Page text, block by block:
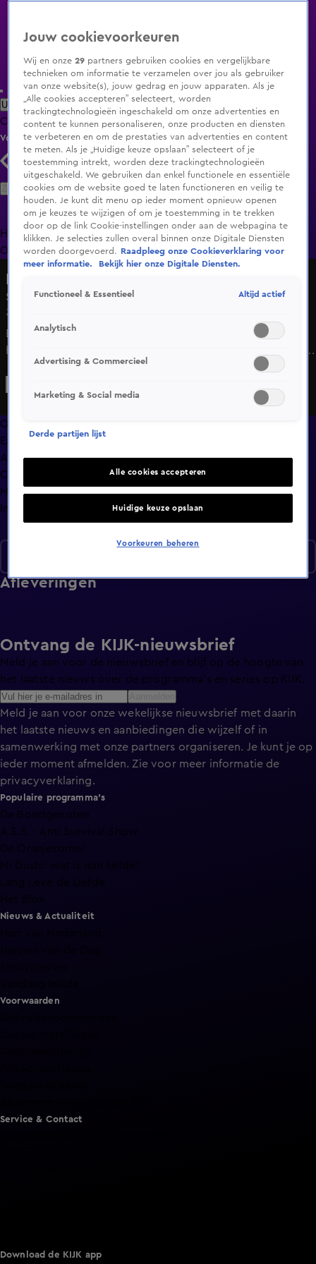
Uitzending Gemist Populaire programma's Zenders Genres
ClipsFilmsRadioSmart TV inlogShop
Volg KIJK
Zoeken
HomeUitzending Gemist Programma's De Bondgenoten
OranjezomerLivestreamsShop
Seizoen 1, aflevering 12
Za 6 juni, 14:05
Bekijk aflevering 12 van NASCAR Euro Series uit seizoen 1
hier. Deze aflevering is uitgezonden op 6 juni, 14:05 uur bij .
NASCAR Euro Series is een Sport programma
Overzicht
Exclusief
Afleveringen
Clips
Meer zoals dit
Info
Afleveringen
Ontvang de KIJK-nieuwsbrief
Meld je aan voor de nieuwsbrief en blijf op de hoogte van
het laatste nieuws over de programma’s en series op KIJK.
Meld je aan voor onze wekelijkse nieuwsbrief met daarin
het laatste nieuws en aanbiedingen die wijzelf of in
samenwerking met onze partners organiseren. Je kunt je op
ieder moment afmelden. Zie voor meer informatie de
privacyverklaring.
Populaire programma's
De Bondgenoten
A.S.S. - Anti Survival Show
De Oranjezomer
Mi Dushi: wat is dan liefde?
Nieuws & Actualiteit
Voorwaarden
Service & Contact
Download de KIJK app
Jouw cookievoorkeuren
Wij en onze29 partners gebruiken cookies en vergelijkbare
technieken om informatie te verzamelen over jou als gebruiker
van onze website(s), jouw gedrag en jouw apparaten. Als je
„Alle cookies accepteren” selecteert, worden
trackingtechnologieën ingeschakeld om onze advertenties en
content te kunnen personaliseren, onze producten en diensten
te verbeteren en om de prestaties van advertenties en content
te meten. Als je „Huidige keuze opslaan” selecteert of je
toestemming intrekt, worden deze trackingtechnologieën
uitgeschakeld. We gebruiken dan enkel functionele en essentiële
cookies om de website goed te laten functioneren en veilig te
houden. Je kunt dit menu op ieder moment opnieuw openen
om je keuzes te wijzigen of om je toestemming in te trekken
door op de link Cookie-instellingen onder aan de webpagina te
klikken. Je selecties zullen overal binnen onze Digitale Diensten
worden doorgevoerd.
Raadpleeg onze Cookieverklaring voor
meer informatie.
Bekijk hier onze Digitale Diensten.
Functioneel & Essentieel Altijd actief
Analytisch
Advertising & Commercieel
Marketing & Social media
Derde partijen lijst
Alle cookies accepteren
Huidige keuze opslaan
Voorkeuren beheren